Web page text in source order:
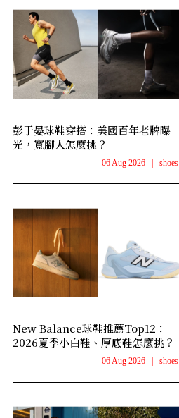
彭于晏球鞋穿搭：美國百年老牌曝
光，寬腳人怎麼挑？
06 Aug 2026 | shoes
New Balance球鞋推薦Top12：
2026夏季小白鞋、厚底鞋怎麼挑？
06 Aug 2026 shoes